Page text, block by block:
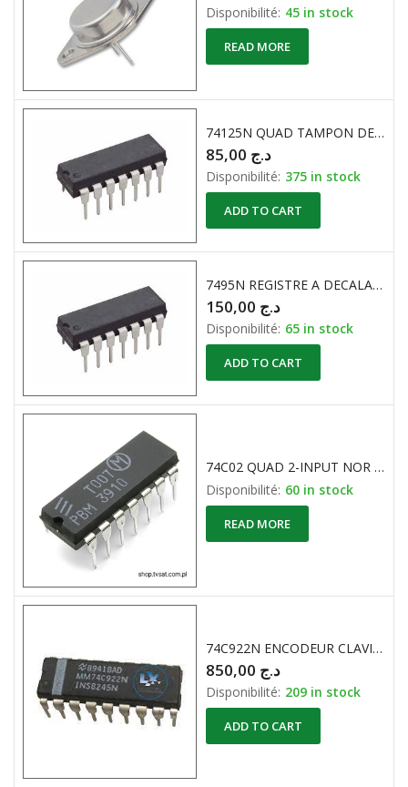
Disponibilité: 45 in stock
READ MORE
74125N QUAD TAMPON DE BUS
د.ج
Disponibilité: 375 in stock
ADD TO CART
7495N REGISTRE A DECALAGE 4 BIT
د.ج
Disponibilité: 65 in stock
ADD TO CART
74C02 QUAD 2-INPUT NOR GATE DIP14
Disponibilité: 60 in stock
READ MORE
74C922N ENCODEUR CLAVIER 16 TOUCHES
د.ج
Disponibilité: 209 in stock
ADD TO CART